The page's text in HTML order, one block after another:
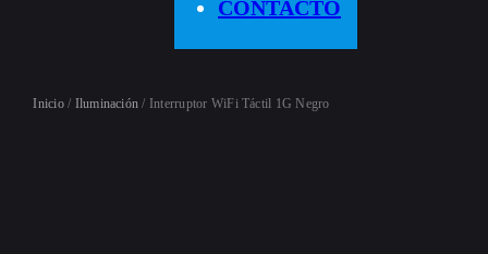
CONTACTO
Inicio/ Iluminación / Interruptor WiFi Táctil 1G Negro